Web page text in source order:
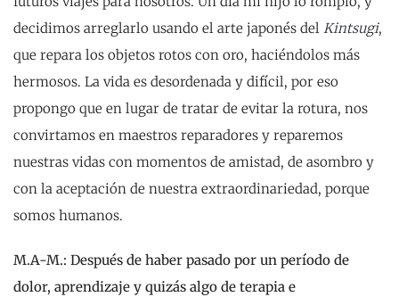
decidimos arreglarlo usando el arte japonés del Kintsugi,
que repara los objetos rotos con oro, haciéndolos más
hermosos. La vida es desordenada y difícil, por eso
propongo que en lugar de tratar de evitar la rotura, nos
convirtamos en maestros reparadores y reparemos
nuestras vidas con momentos de amistad, de asombro y
con la aceptación de nuestra extraordinariedad, porque
somos humanos.
M.A-M.: Después de haber pasado por un período de
dolor, aprendizaje y quizás algo de terapia e